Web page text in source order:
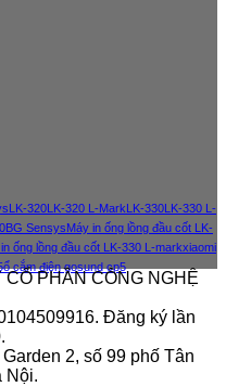
LK-320 LK-320 L-Mark LK-330 LK-330 L-
SensysMáy in ống lồng đầu cốt LK-
ống lồng đầu cốt LK-330 L-markxiaomi
ổ cắm điện gosund cp5
PHẦN CÔNG NGHỆ
Đăng ký lần
2, số 99 phố Tân
Nội.